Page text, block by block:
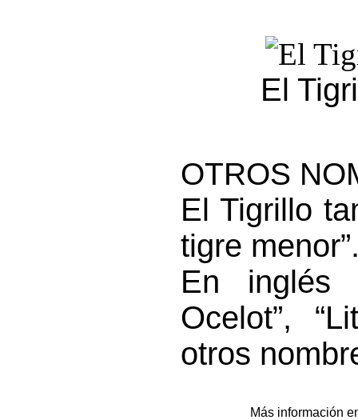
El
OTROS
El Tigrillo
tigre
En inglés
Ocelot”,
otros
Más información